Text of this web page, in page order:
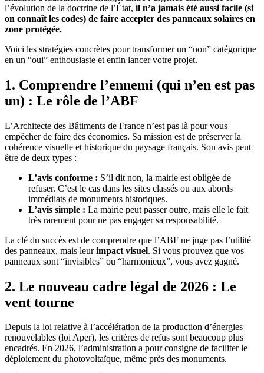
l’évolution de la doctrine de l’État, il n’a jamais été aussi facile (si
on connaît les codes) de faire accepter des panneaux solaires en
zone protégée.
Voici les stratégies concrètes pour transformer un “non” catégorique
en un “oui” enthousiaste et enfin lancer votre projet.
1. Comprendre l’ennemi (qui n’en est pas
un) : Le rôle de l’ABF
L’Architecte des Bâtiments de France n’est pas là pour vous
empêcher de faire des économies. Sa mission est de préserver la
cohérence visuelle et historique du paysage français. Son avis peut
être de deux types :
L’avis conforme : S’il dit non, la mairie est obligée de
refuser. C’est le cas dans les sites classés ou aux abords
immédiats de monuments historiques.
L’avis simple : La mairie peut passer outre, mais elle le fait
très rarement pour ne pas engager sa responsabilité.
La clé du succès est de comprendre que l’ABF ne juge pas l’utilité
des panneaux, mais leurimpact visuel. Si vous prouvez que vos
panneaux sont “invisibles” ou “harmonieux”, vous avez gagné.
2. Le nouveau cadre légal de 2026 : Le
vent tourne
Depuis la loi relative à l’accélération de la production d’énergies
renouvelables (loi Aper), les critères de refus sont beaucoup plus
encadrés. En 2026, l’administration a pour consigne de faciliter le
déploiement du photovoltaïque, même près des monuments.